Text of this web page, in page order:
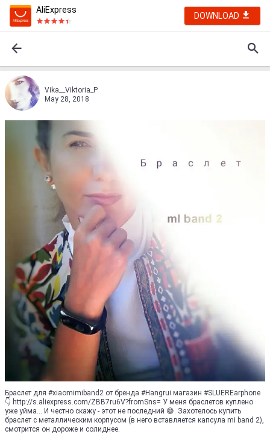
AliExpress
DOWNLOAD
Vika__Viktoria_P
May 28, 2018
Браслет для #xiaomimiband2 от бренда #Hangrui магазин #SLUEREarphone
👇 http://s.aliexpress.com/ZBB7ru6V?fromSns= У меня браслетов куплено
уже уйма... И честно скажу - этот не последний 😅. Захотелось купить
браслет с металлическим корпусом (в него вставляется капсула mi band 2),
смотрится он дороже и солиднее.